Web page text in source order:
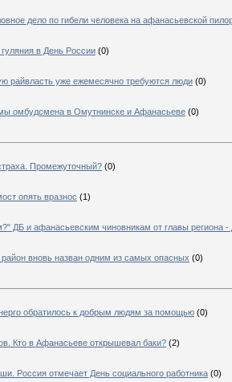
дело по гибели человека на афанасьевской
в День России (0)
райвласть уже ежемесячно требуются люди (0)
омбудсмена в Омутнинске и Афанасьеве (0)
Промежуточный? (0)
опять вразнос (1)
ДБ и афанасьевским чиновникам от главы региона -
вновь назван одним из самых опасных (0)
обратилось к добрым людям за помощью (0)
Кто в Афанасьеве открышевал баки? (2)
Россия отмечает День социального работника (0)